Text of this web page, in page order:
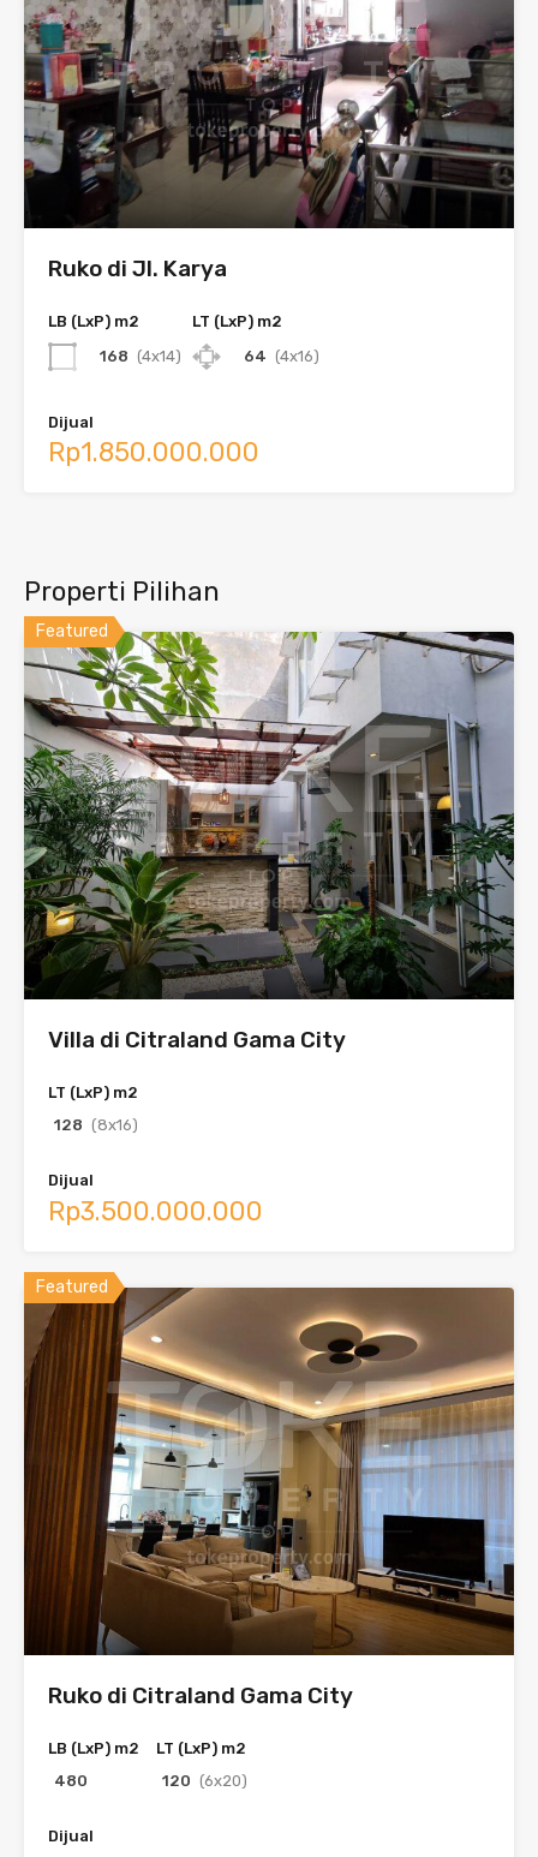
Ruko di Jl. Karya
LB (LxP) m2
168 (4x14)
LT (LxP) m2
64 (4x16)
Dijual
Rp1.850.000.000
Properti Pilihan
Featured
Villa di Citraland Gama City
LT (LxP) m2
128 (8x16)
Dijual
Rp3.500.000.000
Featured
Ruko di Citraland Gama City
LB (LxP) m2
480
LT (LxP) m2
120 (6x20)
Dijual